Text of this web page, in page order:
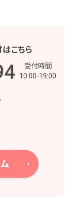
おいて、委託
連絡、お取引先
等を行うため
業務、株主様又
履行、及び法
成のため
管理業務のた
はこちら
受付時間
10:00-19:00